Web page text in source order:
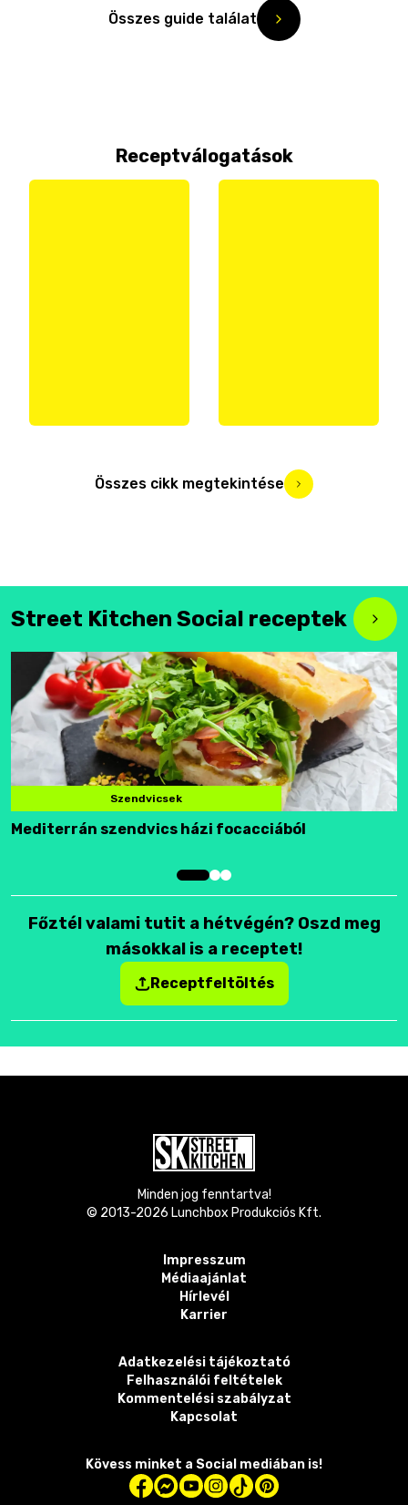
Összes guide találat
Receptválogatások
Összes cikk megtekintése
Street Kitchen Social receptek
Szendvicsek
Mediterrán szendvics házi focacciából
Főztél valami tutit a hétvégén? Oszd meg
másokkal is a receptet!
Receptfeltöltés
Minden jog fenntartva!
© 2013-2026 Lunchbox Produkciós Kft.
Impresszum
Médiaajánlat
Hírlevél
Karrier
Adatkezelési tájékoztató
Felhasználói feltételek
Kommentelési szabályzat
Kapcsolat
Kövess minket a Social mediában is!